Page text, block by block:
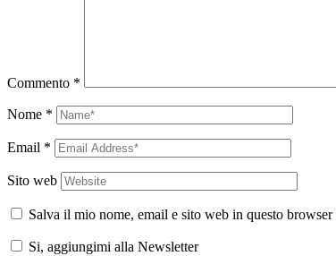
Commento *
Nome *
Email *
Sito web
Salva il mio nome, email e sito web in questo
Si, aggiungimi alla Newsletter